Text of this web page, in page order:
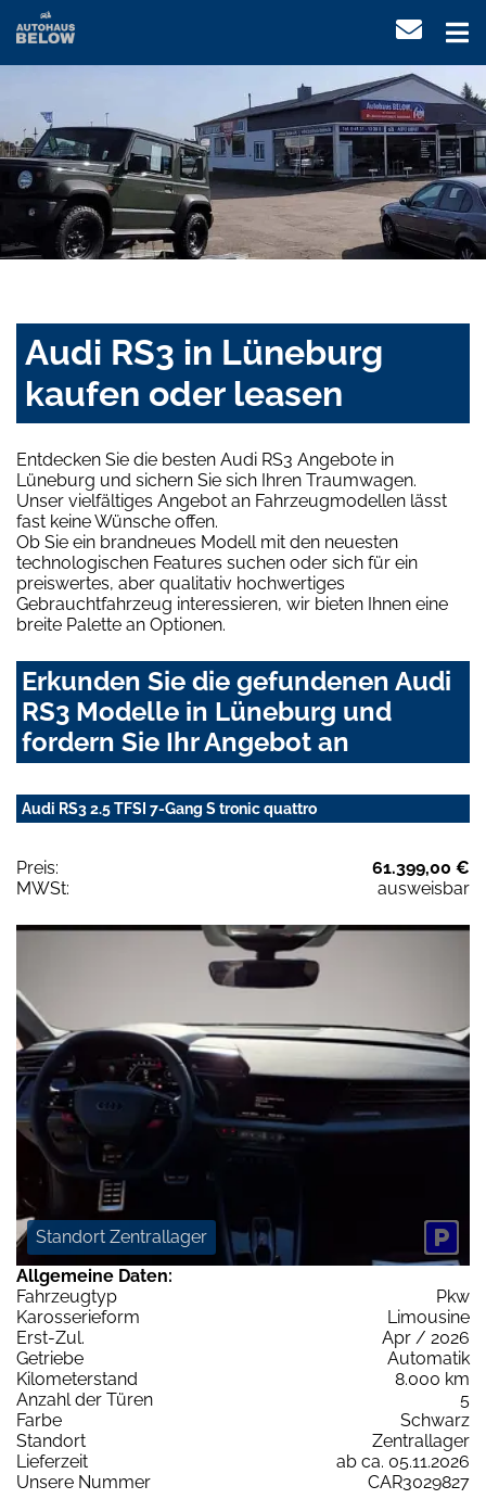
Audi RS3 in Lüneburg
kaufen oder leasen
Entdecken Sie die besten Audi RS3 Angebote in
Lüneburg und sichern Sie sich Ihren Traumwagen.
Unser vielfältiges Angebot an Fahrzeugmodellen lässt
fast keine Wünsche offen.
Ob Sie ein brandneues Modell mit den neuesten
technologischen Features suchen oder sich für ein
preiswertes, aber qualitativ hochwertiges
Gebrauchtfahrzeug interessieren, wir bieten Ihnen eine
breite Palette an Optionen.
Erkunden Sie die gefundenen Audi
RS3 Modelle in Lüneburg und
fordern Sie Ihr Angebot an
Audi RS3 2.5 TFSI 7-Gang S tronic quattro
Preis:
61.399,00 €
MWSt:
ausweisbar
Standort Zentrallager
Allgemeine Daten:
Fahrzeugtyp
Pkw
Karosserieform
Limousine
Erst-Zul.
Apr / 2026
Getriebe
Automatik
Kilometerstand
8.000 km
Anzahl der Türen
5
Farbe
Schwarz
Standort
Zentrallager
Lieferzeit
ab ca. 05.11.2026
Unsere Nummer
CAR3029827